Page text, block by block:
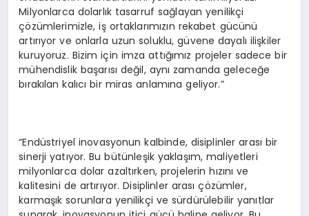
Milyonlarca dolarlık tasarruf sağlayan yenilikçi
çözümlerimizle, iş ortaklarımızın rekabet gücünü
artırıyor ve onlarla uzun soluklu, güvene dayalı ilişkiler
kuruyoruz. Bizim için imza attığımız projeler sadece bir
mühendislik başarısı değil, aynı zamanda geleceğe
bırakılan kalıcı bir miras anlamına geliyor.”
“Endüstriyel inovasyonun kalbinde, disiplinler arası bir
sinerji yatıyor. Bu bütünleşik yaklaşım, maliyetleri
milyonlarca dolar azaltırken, projelerin hızını ve
kalitesini de artırıyor. Disiplinler arası çözümler,
karmaşık sorunlara yenilikçi ve sürdürülebilir yanıtlar